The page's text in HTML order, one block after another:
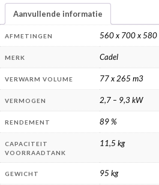
Aanvullende informatie
AFMETINGEN 560 x 700 x 580
MERK Cadel
VERWARM VOLUME 77 x 265 m3
VERMOGEN 2,7 – 9,3 kW
RENDEMENT 89 %
CAPACITEIT
VOORRAADTANK
11,5 kg
GEWICHT 95 kg